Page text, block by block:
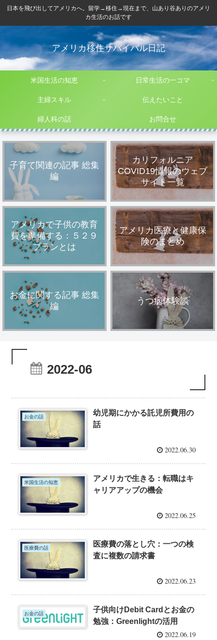
日本を飛び出してアメリカへ。留学→移住→現在まで、山あり谷ありのアメリ
カ生活のお話です
アメリカ移住サバイバル日記
米国生活の知恵 日常生活の一コマ
主婦スキル 伝えたいこと
婦人科の話 お問合せ
子育て関連の記事 総集
編
カリフォルニア
COVID19情報のウェブ
サイト一覧
アメリカで子供の教育
費を準備する：５２９
プランとは
アメリカ医療と健康保
険のまとめ
お金に関する記事 総集
編
うつ病体験談
2022-06
お金の話
幼児期にかかる託児所費用の
話
2022.06.30
米国生活の知恵
アメリカで生きる：転職はキ
ャリアアップの機会
2022.06.25
医療費の話
医療費の落とし穴：一つの検
査に複数の請求書
2022.06.23
お金の話
子供向けDebit Cardとお金の
勉強：Greenlightの活用
2022.06.19